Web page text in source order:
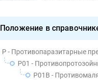
Положение в
P - Противопаразитарные
P01 -
P01B -